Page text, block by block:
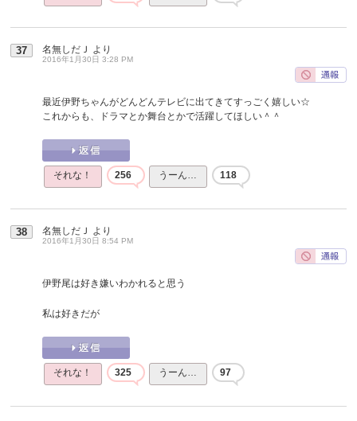
37 名無しだＪ より
2016年1月30日 3:28 PM
最近伊野ちゃんがどんどんテレビに出てきてすっごく嬉しい☆
これからも、ドラマとか舞台とかで活躍してほしい＾＾
それな！ 256 うーん… 118
38 名無しだＪ より
2016年1月30日 8:54 PM
伊野尾は好き嫌いわかれると思う
私は好きだが
それな！ 325 うーん… 97